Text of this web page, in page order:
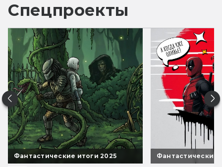
Спецпроекты
Фантастические итоги 2025 Фантастические